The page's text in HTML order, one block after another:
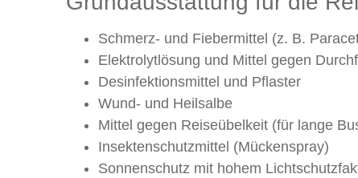
Schmerz- und Fiebermittel (z. B.
Elektrolytlösung und Mittel gegen
Desinfektionsmittel und Pflaster
Wund- und Heilsalbe
Mittel gegen Reiseübelkeit (für lange
Insektenschutzmittel (Mückenspray)
Sonnenschutz mit hohem